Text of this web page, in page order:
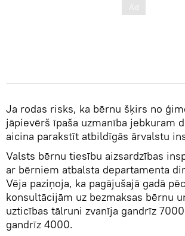
Ja rodas risks, ka bērnu šķirs no
jāpievērš īpaša uzmanība jebkuram
aicina parakstīt atbildīgās ārvalstu
Valsts bērnu tiesību aizsardzības
ar bērniem atbalsta departamenta
Vēja paziņoja, ka pagājušajā gadā
konsultācijām uz bezmaksas bērnu
uzticības tālruni zvanīja gandrīz
gandrīz 4000.